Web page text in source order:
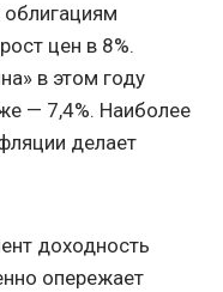
цен в 8%.
в этом году
— 7,4%. Наиболее
делает
доходность
опережает